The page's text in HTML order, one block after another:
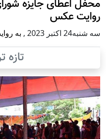
محفل اعطای جایزه
روایت عکس
سه شنبه24 اكتبر 2023 , به
تازه